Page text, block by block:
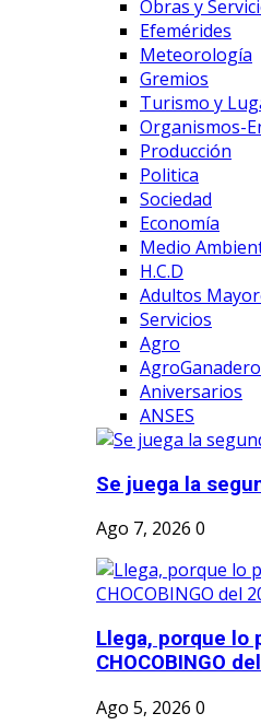
Obras y
Efemérides
Meteorología
Gremios
Turismo y
Organismos-
Producción
Politica
Sociedad
Economía
Medio
H.C.D
Adultos
Servicios
Agro
AgroGanadero
Aniversarios
ANSES
Se juega la
Ago 7, 2026 0
Llega, porque lo
CHOCOBINGO
Ago 5, 2026 0